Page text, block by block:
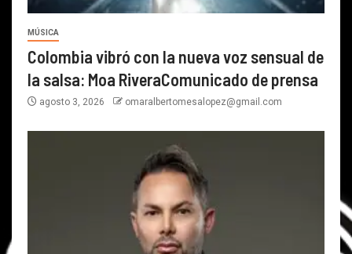
MÚSICA
Colombia vibró con la nueva voz sensual de
la salsa: Moa RiveraComunicado de prensa
agosto 3, 2026 omaralbertomesalopez@gmail.com